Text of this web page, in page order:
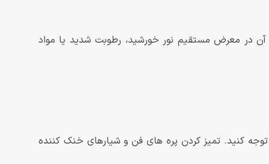
در معرض مستقیم نور خورشید، رطوبت شدید یا مواد
کنید. تمیز کردن پره های فن و شیارهای خنک کننده